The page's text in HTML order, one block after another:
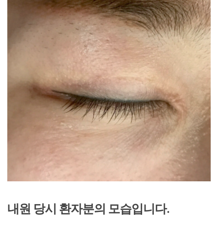
내원 당시 환자분의 모습입니다.